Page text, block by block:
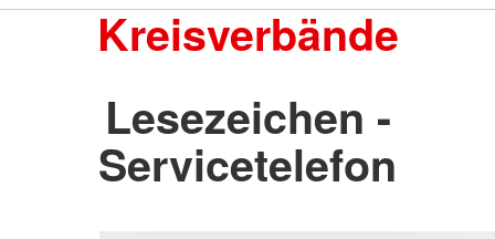
Kreisverbände
Lesezeichen -
Servicetelefon